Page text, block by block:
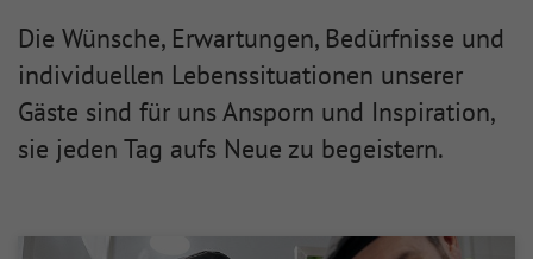
Die Wünsche, Erwartungen, Bedürfnisse und
individuellen Lebenssituationen unserer
Gäste sind für uns Ansporn und Inspiration,
sie jeden Tag aufs Neue zu begeistern.